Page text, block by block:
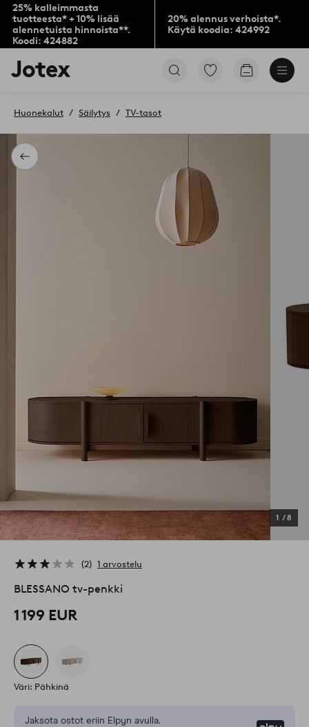
25% kalleimmasta
tuotteesta* + 10% lisää
alennetuista hinnoista**.
Koodi: 424882
20% alennus verhoista*.
Käytä koodia: 424992
Jotex-
logo
aloitussivulle
Siirry
Siirry
Takaisin
Huonekalut Säilytys TV-tasot
1 /8
2 1 arvostelu
BLESSANO tv-penkki
1 199 EUR
Väri: Pähkinä
Jaksota ostot eriin Elpyn avulla.